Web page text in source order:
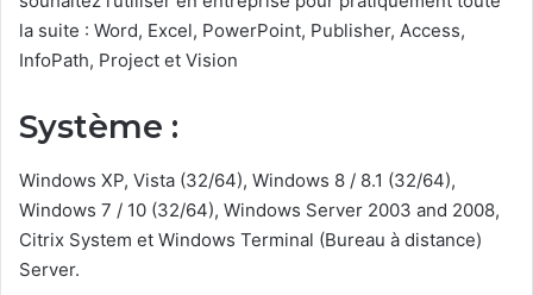
la suite : Word, Excel, PowerPoint, Publisher, Access,
InfoPath, Project et Vision
Système :
Windows XP, Vista (32/64), Windows 8 / 8.1 (32/64),
Windows 7 / 10 (32/64), Windows Server 2003 and 2008,
Citrix System et Windows Terminal (Bureau à distance)
Server.